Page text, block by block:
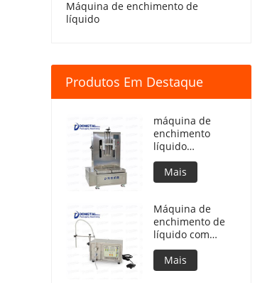
Máquina de enchimento de
líquido
Produtos Em Destaque
máquina de
enchimento
líquido
semiautomática
Mais
Máquina de
enchimento de
líquido com
bomba
magnética
Mais